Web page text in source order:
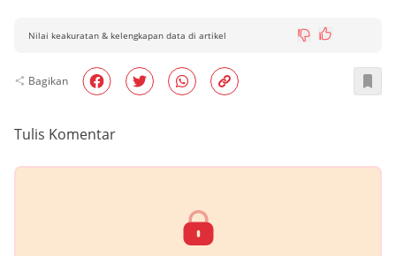
Nilai keakuratan & kelengkapan data di artikel
Bagikan
Tulis Komentar